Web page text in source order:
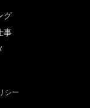
グ
事
シー